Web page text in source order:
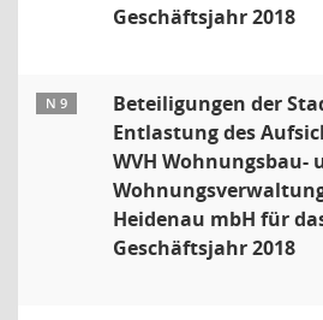
Geschäftsjahr 2018
N 9
Beteiligungen der
Entlastung des
WVH Wohnungsbau-
Heidenau mbH für
Geschäftsjahr 2018